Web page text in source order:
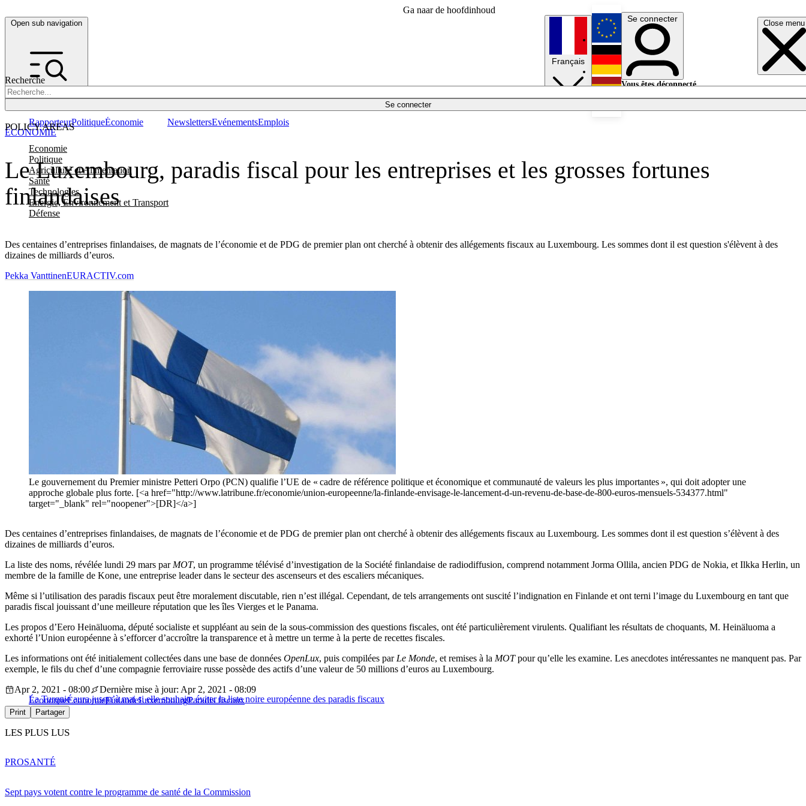
Ga naar de hoofdinhoud
Open sub navigation Close menu
Recherche
Se connecter
POLICY AREAS
Economie
Politique
Agriculture et Alimentation
Santé
Technologies
Energie, Environnement et Transport
Défense
RapporteurPolitiqueÉconomie NewslettersEvénementsEmplois
Français
English
Deutsch
Se connecter
Vous êtes déconnecté.
Le Luxembourg, paradis fiscal pour les entreprises et les grosses fortunes
finlandaises
Des centaines d’entreprises finlandaises, de magnats de l’économie et de PDG de premier plan ont cherché à obtenir des allégements fiscaux au Luxembourg. Les sommes dont il est question s'élèvent à des
dizaines de milliards d’euros.
ÉCONOMIE
Pekka VanttinenEURACTIV.com
Le gouvernement du Premier ministre Petteri Orpo (PCN) qualifie l’UE de « cadre de référence politique et économique et communauté de valeurs les plus importantes », qui doit adopter une
approche globale plus forte. [<a href="http://www.latribune.fr/economie/union-europeenne/la-finlande-envisage-le-lancement-d-un-revenu-de-base-de-800-euros-mensuels-534377.html"
target="_blank" rel="noopener">[DR]</a>]
Des centaines d’entreprises finlandaises, de magnats de l’économie et de PDG de premier plan ont cherché à obtenir des allégements fiscaux au Luxembourg. Les sommes dont il est question s’élèvent à des
dizaines de milliards d’euros.
La liste des noms, révélée lundi 29 mars par MOT, un programme télévisé d’investigation de la Société finlandaise de radiodiffusion, comprend notamment Jorma Ollila, ancien PDG de Nokia, et Ilkka Herlin, un
membre de la famille de Kone, une entreprise leader dans le secteur des ascenseurs et des escaliers mécaniques.
Même si l’utilisation des paradis fiscaux peut être moralement discutable, rien n’est illégal. Cependant, de tels arrangements ont suscité l’indignation en Finlande et ont terni l’image du Luxembourg en tant que
paradis fiscal jouissant d’une meilleure réputation que les îles Vierges et le Panama.
Les propos d’Eero Heinäluoma, député socialiste et suppléant au sein de la sous-commission des questions fiscales, ont été particulièrement virulents. Qualifiant les résultats de choquants, M. Heinäluoma a
exhorté l’Union européenne à s’efforcer d’accroître la transparence et à mettre un terme à la perte de recettes fiscales.
Les informations ont été initialement collectées dans une base de données OpenLux, puis compilées par Le Monde, et remises à la MOTpour qu’elle les examine. Les anecdotes intéressantes ne manquent pas. Par
exemple, le fils du chef d’une compagnie ferroviaire russe possède des actifs d’une valeur de 50 millions d’euros au Luxembourg.
La Turquie aura jusqu’à mai si elle souhaite éviter la liste noire européenne des paradis fiscaux
Apr 2, 2021 - 08:00
Dernière mise à jour: Apr 2, 2021 - 08:09
ÉconomieÉconomieFinlandeLuxembourgParadis fiscaux
Print Partager
LES PLUS LUS
Sept pays votent contre le programme de santé de la Commission
PROSANTÉ